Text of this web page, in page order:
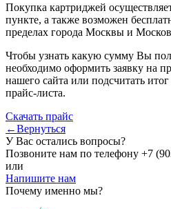
Покупка картриджей
пункте, а также возможен
пределах города Москвы и
Чтобы узнать какую сумму Вы
необходимо оформить заявку на
нашего сайта или подсчитать
прайс-листа.
Скачать прайс
←Вернуться
У Вас остались вопросы?
Позвоните нам по телефону +7
или
Напишите нам
Почему именно мы?